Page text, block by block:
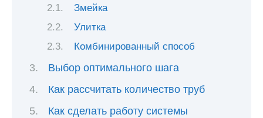
Змейка
Улитка
Комбинированный способ
Выбор оптимального шага
Как рассчитать количество труб
Как сделать работу системы